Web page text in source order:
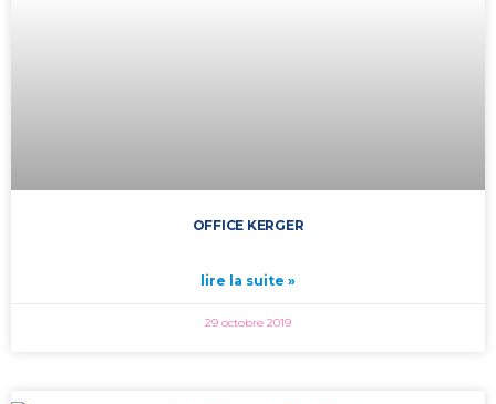
OFFICE KERGER
lire la suite »
29 octobre 2019